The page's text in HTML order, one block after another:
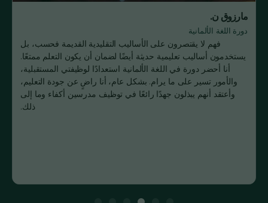
مارزوق ن.
دورة اللغة الألمانية
فهم لا يقتصرون على الأساليب التقليدية القديمة فحسب، بل
يستخدمون أساليب تعليمية حديثة أيضًا لضمان أن يكون التعلم ممتعًا.
أنا أحضر دورة في اللغة الألمانية استعدادًا لوظيفتي المستقبلية،
والأمور تسير على ما يرام. بشكل عام، أنا راضٍ عن جودة التعليم،
وأعتقد أنهم يبذلون جهدًا رائعًا في توظيف مدرسين أكفاء وما إلى
ذلك.